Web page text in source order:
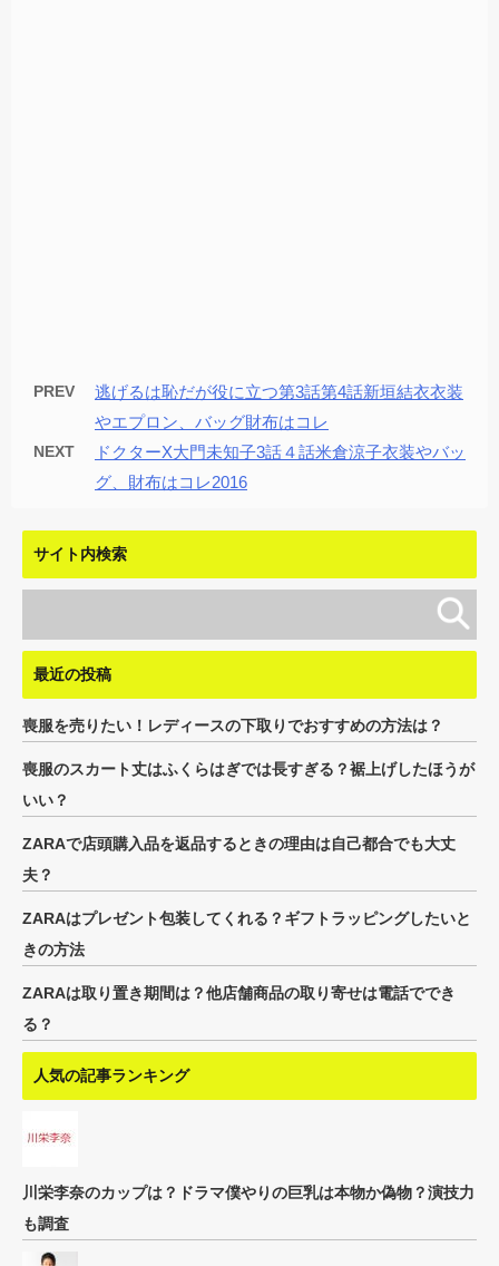
PREV
逃げるは恥だが役に立つ第3話第4話新垣結衣衣装
やエプロン、バッグ財布はコレ
NEXT
ドクターX大門未知子3話４話米倉涼子衣装やバッ
グ、財布はコレ2016
サイト内検索
最近の投稿
喪服を売りたい！レディースの下取りでおすすめの方法は？
喪服のスカート丈はふくらはぎでは長すぎる？裾上げしたほうが
いい？
ZARAで店頭購入品を返品するときの理由は自己都合でも大丈
夫？
ZARAはプレゼント包装してくれる？ギフトラッピングしたいと
きの方法
ZARAは取り置き期間は？他店舗商品の取り寄せは電話ででき
る？
人気の記事ランキング
川栄李奈のカップは？ドラマ僕やりの巨乳は本物か偽物？演技力
も調査